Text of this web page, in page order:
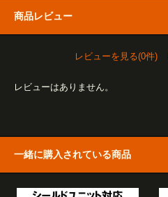
商品レビュー
レビューを見る(0件)
レビューはありません。
一緒に購入されている商品